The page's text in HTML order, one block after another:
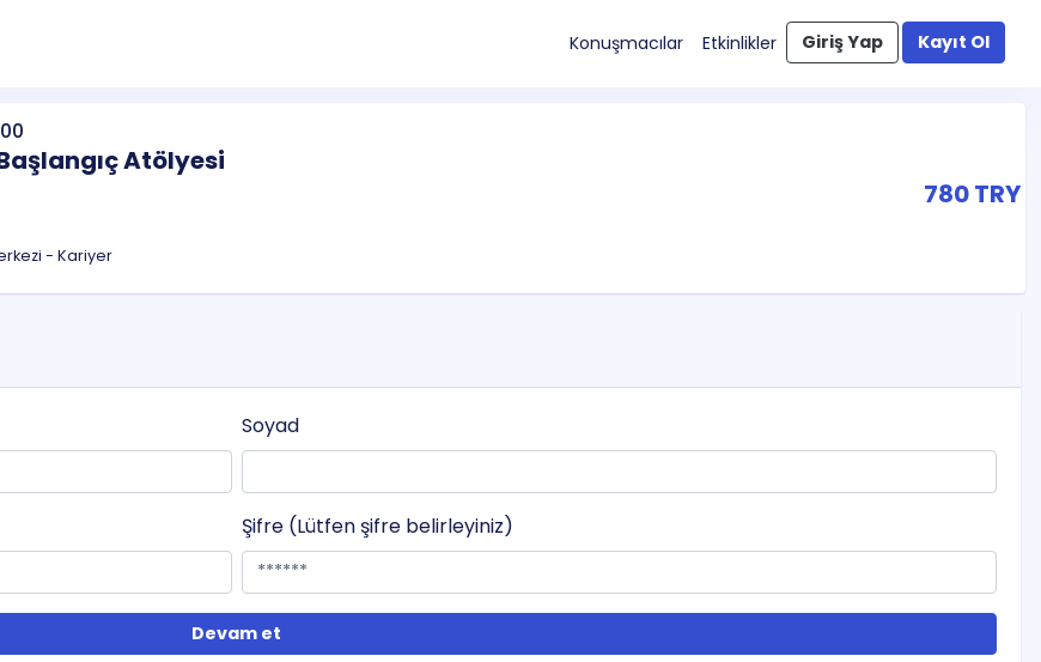
Konuşmacılar Etkinlikler Giriş Yap Kayıt Ol
Atölyesi
- Kariyer
780 TRY
Soyad
Şifre (Lütfen şifre belirleyiniz)
Devam et